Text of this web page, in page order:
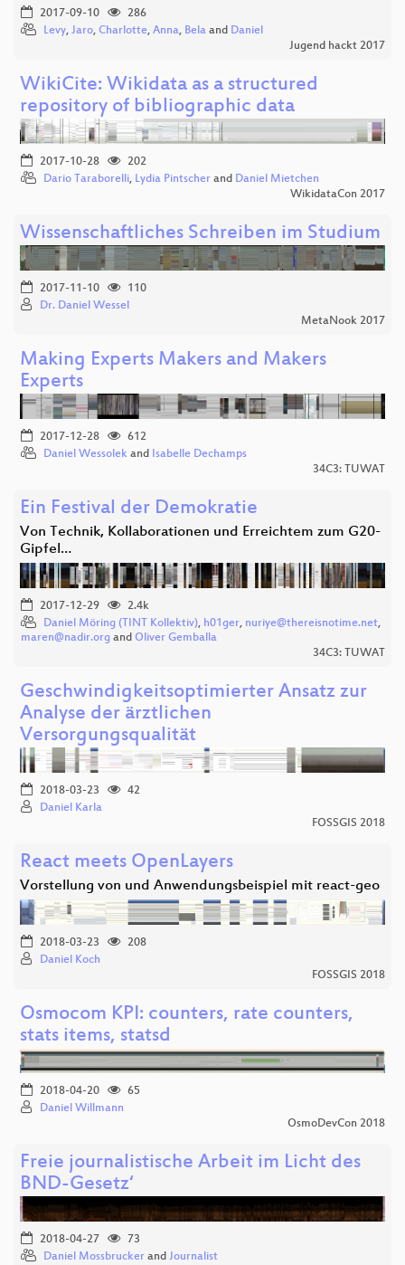
2017-09-10
286
Levy, Jaro, Charlotte, Anna, Bela and Daniel
Jugend hackt 2017
WikiCite: Wikidata as a structured
repository of bibliographic data
2017-10-28
202
Dario Taraborelli, Lydia Pintscher and Daniel Mietchen
WikidataCon 2017
Wissenschaftliches Schreiben im Studium
2017-11-10
110
Dr. Daniel Wessel
MetaNook 2017
Making Experts Makers and Makers
Experts
2017-12-28
612
Daniel Wessolek and Isabelle Dechamps
34C3: TUWAT
Ein Festival der Demokratie
Von Technik, Kollaborationen und Erreichtem zum G20-
Gipfel…
2017-12-29
2.4k
Daniel Möring (TINT Kollektiv), h01ger, nuriye@thereisnotime.net,
maren@nadir.org and Oliver Gemballa
34C3: TUWAT
Geschwindigkeitsoptimierter Ansatz zur
Analyse der ärztlichen
Versorgungsqualität
2018-03-23
42
Daniel Karla
FOSSGIS 2018
React meets OpenLayers
Vorstellung von und Anwendungsbeispiel mit react-geo
2018-03-23
208
Daniel Koch
FOSSGIS 2018
Osmocom KPI: counters, rate counters,
stats items, statsd
2018-04-20
65
Daniel Willmann
OsmoDevCon 2018
Freie journalistische Arbeit im Licht des
BND-Gesetz‘
2018-04-27
73
Daniel Mossbrucker and Journalist